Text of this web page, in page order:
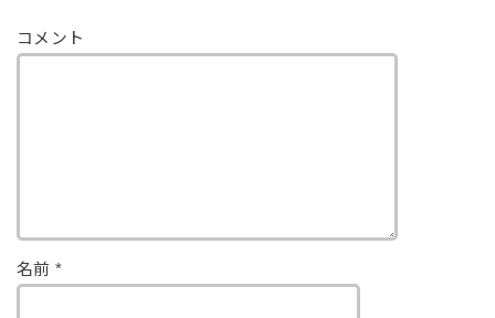
コメント
名前 *